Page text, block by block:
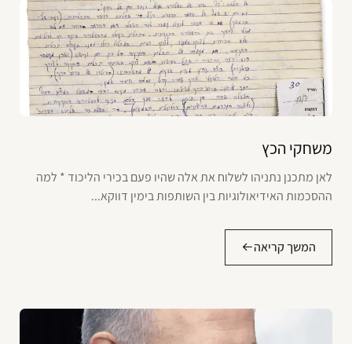
משחקי הכץ
לאן מתכנן נתניהו לשלוח את אלה שהיו פעם בכירי הליכוד * למה
ההסכמות האידיאולוגיות בין השותפות בימין דווקא...
המשך קריאה